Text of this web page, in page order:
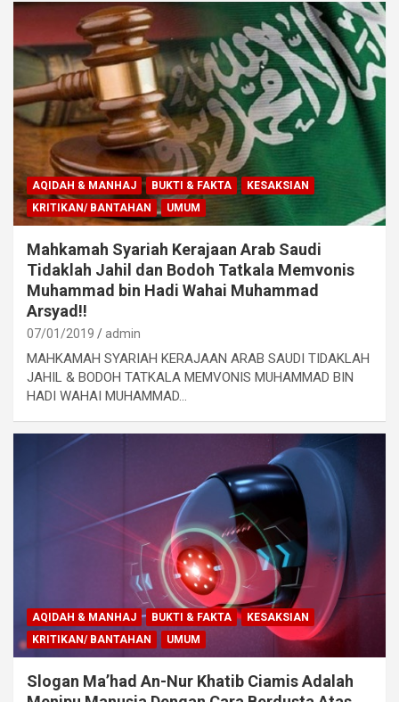
AQIDAH & MANHAJ BUKTI & FAKTA
KESAKSIAN
KRITIKAN/ BANTAHAN
UMUM
Mahkamah Syariah Kerajaan Arab Saudi
Tidaklah Jahil dan Bodoh Tatkala Memvonis
Muhammad bin Hadi Wahai Muhammad
Arsyad!!
07/01/2019 admin
MAHKAMAH SYARIAH KERAJAAN ARAB SAUDI TIDAKLAH
JAHIL & BODOH TATKALA MEMVONIS MUHAMMAD BIN
HADI WAHAI MUHAMMAD…
AQIDAH & MANHAJ BUKTI & FAKTA
KESAKSIAN
KRITIKAN/ BANTAHAN
UMUM
Slogan Ma’had An-Nur Khatib Ciamis Adalah